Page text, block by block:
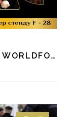
ЗАПРОШУЄМО НА ВИСТАВКУ WORLDFOOD UKRAINE 2024!